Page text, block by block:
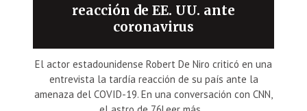
reacción de EE. UU. ante
coronavirus
El actor estadounidense Robert De Niro criticó en una
entrevista la tardía reacción de su país ante la
amenaza del COVID-19. En una conversación con CNN,